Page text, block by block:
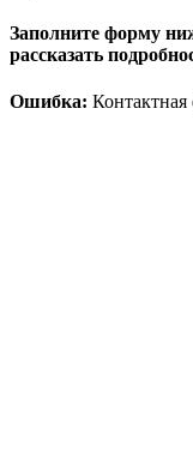
Заполните форму
рассказать
Ошибка: